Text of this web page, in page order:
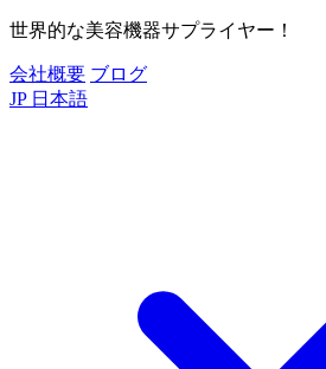
世界的な美容機器サプライヤー！
会社概要 ブログ
JP 日本語